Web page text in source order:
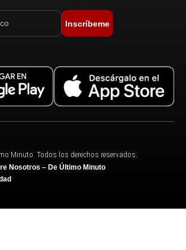
Inscríbeme
Minuto. Todos los derechos reservados.
Nosotros – De Último Minuto